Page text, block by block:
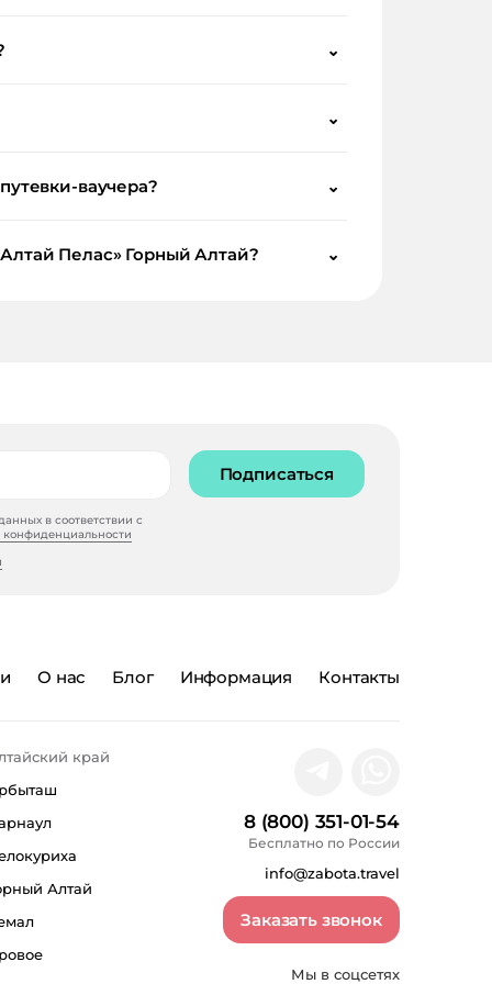
⌄
⌄
ваучера? ⌄
Пелас» Горный Алтай? ⌄
в соответствии с
конфиденциальности
Подписаться
О нас Блог Информация Контакты
край
Алтай
8 (800) 351-01-54
Бесплатно по России
info@zabota.travel
Заказать звонок
Мы в соцсетях